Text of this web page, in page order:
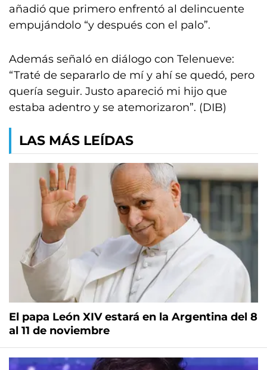
añadió que primero enfrentó al delincuente
empujándolo “y después con el palo”.
Además señaló en diálogo con Telenueve:
“Traté de separarlo de mí y ahí se quedó, pero
quería seguir. Justo apareció mi hijo que
estaba adentro y se atemorizaron”. (DIB)
LAS MÁS LEÍDAS
El papa León XIV estará en la Argentina del 8
al 11 de noviembre